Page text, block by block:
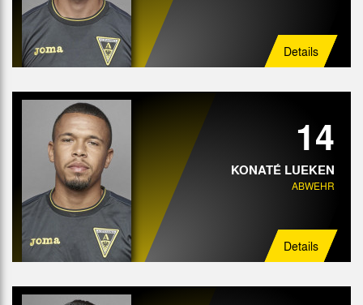
Details
14
KONATÉ LUEKEN
ABWEHR
Details